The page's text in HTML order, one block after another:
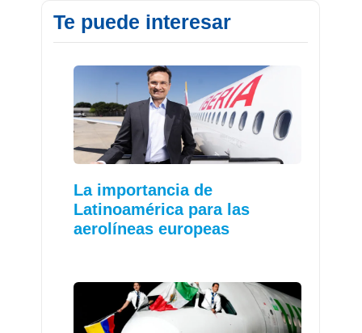
Te puede interesar
La importancia de
Latinoamérica para las
aerolíneas europeas